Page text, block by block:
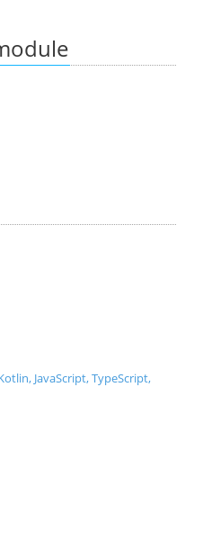
JavaScript, TypeScript,